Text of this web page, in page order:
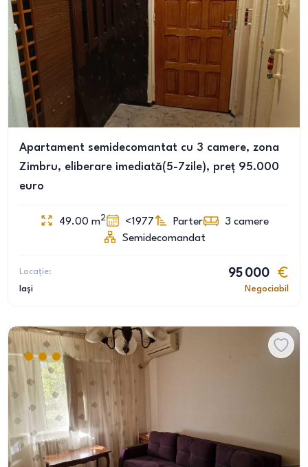
Apartament semidecomantat cu 3 camere, zona
Zimbru, eliberare imediată(5-7zile), preț 95.000
euro
49.00 m2 <1977 Parter 3 camere
Semidecomandat
Locație:
Iași
95 000
Negociabil